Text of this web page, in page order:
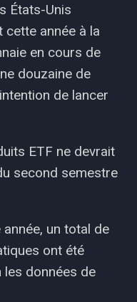
États-Unis
année à la
en cours de
douzaine de
de lancer
ETF ne devrait
second semestre
un total de
ont été
les données de